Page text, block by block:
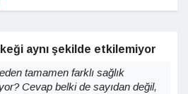
aynı şekilde etkilemiyor
tamamen farklı sağlık
Cevap belki de sayıdan değil,